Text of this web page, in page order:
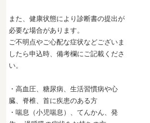
また、健康状態により診断書の提出が
必要な場合があります。
ご不明点やご心配な症状などございま
したら申込時、備考欄にご記載くださ
い。
・高血圧、糖尿病、生活習慣病や心
臓、脊椎、首に疾患のある方
・喘息（小児喘息）、てんかん、発